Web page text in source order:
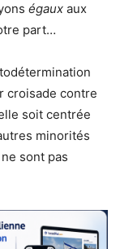
égaux aux
part…
croisade contre
soit centrée
minorités
sont pas